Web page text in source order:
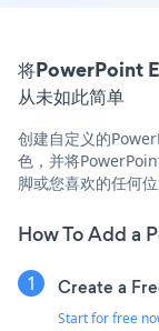
将PowerPoint
从未如此简单
创建自定义的
色，并将
脚或您喜欢的任何位
How To Add a
Create a
Start for free